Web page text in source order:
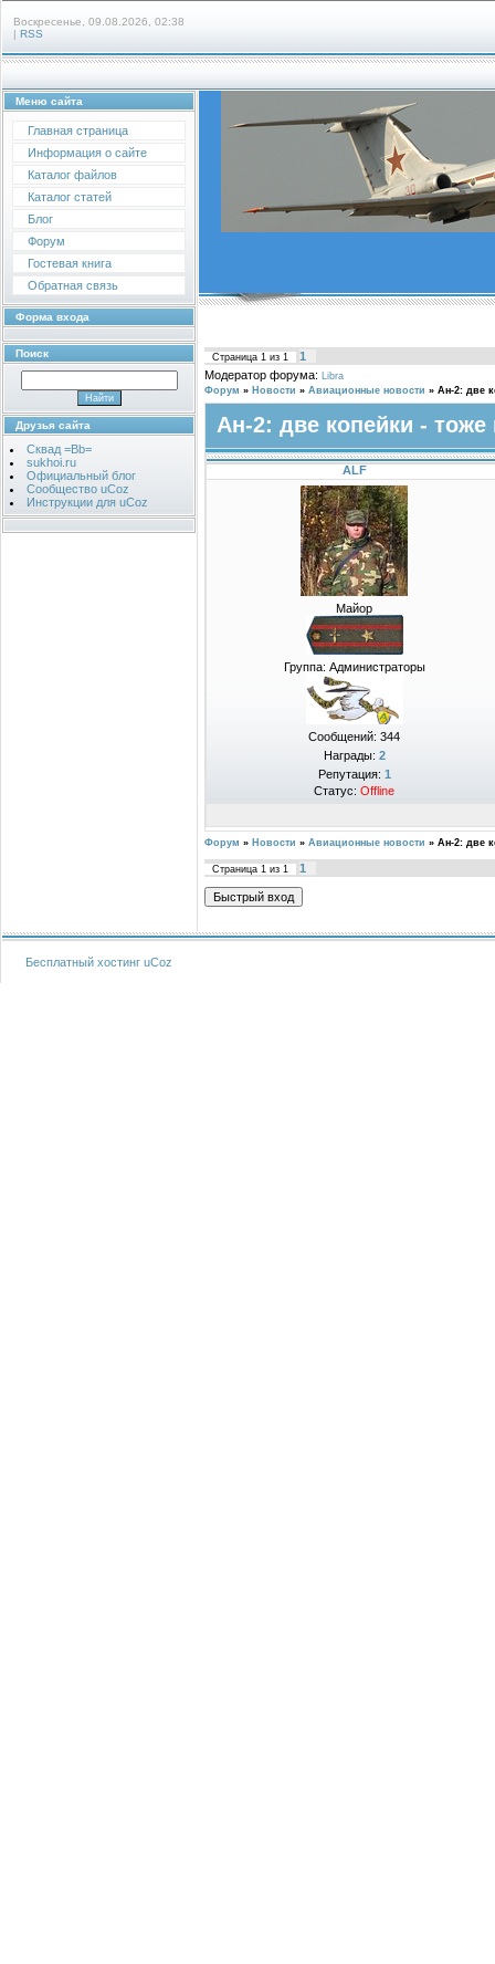
Воскресенье, 09.08.2026, 02:38
| RSS
Меню сайта
Главная страница
Информация о сайте
Каталог файлов
Каталог статей
Блог
Форум
Гостевая книга
Обратная связь
Форма входа
Поиск
Друзья сайта
Сквад =Bb=
sukhoi.ru
Официальный блог
Сообщество uCoz
Инструкции для uCoz
Страница 1 из 1
1
Модератор форума: Libra
Форум » Новости » Авиационные новости » Ан-2: две
Ан-2: две копейки -
ALF
Майор
Группа: Администраторы
Сообщений: 344
Награды: 2
Репутация: 1
Статус: Offline
Форум » Новости » Авиационные новости » Ан-2: две
Страница 1 из 1 1
Бесплатный хостинг uCoz